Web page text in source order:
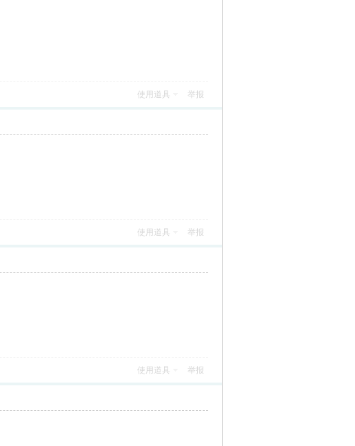
使用道具 举报
使用道具 举报
使用道具 举报